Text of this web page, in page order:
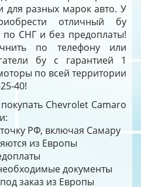
разных марок авто. У
отличный бу
по СНГ и без предоплаты!
по телефону или
бу с гарантией 1
по всей территории
40!
Chevrolet Camaro
РФ, включая Самару
из Европы
документы
заказ из Европы